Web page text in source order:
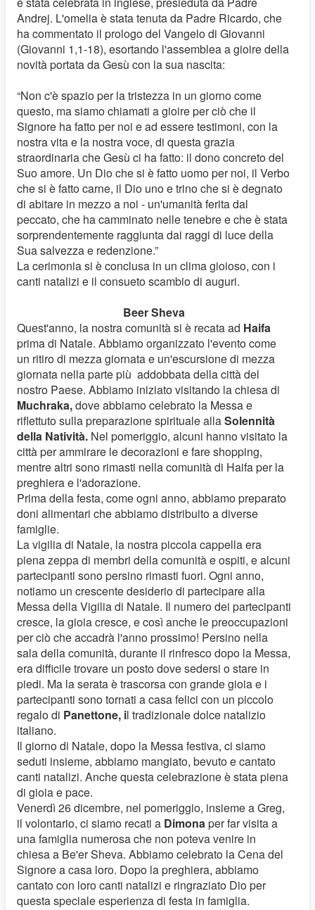
Andrej. L'omelia è stata tenuta da Padre Ricardo, che
ha commentato il prologo del Vangelo di Giovanni
(Giovanni 1,1-18), esortando l'assemblea a gioire della
novità portata da Gesù con la sua nascita:
“Non c'è spazio per la tristezza in un giorno come
questo, ma siamo chiamati a gioire per ciò che il
Signore ha fatto per noi e ad essere testimoni, con la
nostra vita e la nostra voce, di questa grazia
straordinaria che Gesù ci ha fatto: il dono concreto del
Suo amore. Un Dio che si è fatto uomo per noi, il Verbo
che si è fatto carne, il Dio uno e trino che si è degnato
di abitare in mezzo a noi - un'umanità ferita dal
peccato, che ha camminato nelle tenebre e che è stata
sorprendentemente raggiunta dai raggi di luce della
Sua salvezza e redenzione.”
La cerimonia si è conclusa in un clima gioioso, con i
canti natalizi e il consueto scambio di auguri.
Beer Sheva
Quest'anno, la nostra comunità si è recata ad Haifa
prima di Natale. Abbiamo organizzato l'evento come
un ritiro di mezza giornata e un'escursione di mezza
giornata nella parte più addobbata della città del
nostro Paese. Abbiamo iniziato visitando la chiesa di
Muchraka,dove abbiamo celebrato la Messa e
riflettuto sulla preparazione spirituale allaSolennità
della Natività. Nel pomeriggio, alcuni hanno visitato la
città per ammirare le decorazioni e fare shopping,
mentre altri sono rimasti nella comunità di Haifa per la
preghiera e l'adorazione.
Prima della festa, come ogni anno, abbiamo preparato
doni alimentari che abbiamo distribuito a diverse
famiglie.
La vigilia di Natale, la nostra piccola cappella era
piena zeppa di membri della comunità e ospiti, e alcuni
partecipanti sono persino rimasti fuori. Ogni anno,
notiamo un crescente desiderio di partecipare alla
Messa della Vigilia di Natale. Il numero dei partecipanti
cresce, la gioia cresce, e così anche le preoccupazioni
per ciò che accadrà l'anno prossimo! Persino nella
sala della comunità, durante il rinfresco dopo la Messa,
era difficile trovare un posto dove sedersi o stare in
piedi. Ma la serata è trascorsa con grande gioia e i
partecipanti sono tornati a casa felici con un piccolo
regalo di Panettone, il tradizionale dolce natalizio
italiano.
Il giorno di Natale, dopo la Messa festiva, ci siamo
seduti insieme, abbiamo mangiato, bevuto e cantato
canti natalizi. Anche questa celebrazione è stata piena
di gioia e pace.
Venerdì 26 dicembre, nel pomeriggio, insieme a Greg,
il volontario, ci siamo recati a Dimonaper far visita a
una famiglia numerosa che non poteva venire in
chiesa a Be'er Sheva. Abbiamo celebrato la Cena del
Signore a casa loro. Dopo la preghiera, abbiamo
cantato con loro canti natalizi e ringraziato Dio per
questa speciale esperienza di festa in famiglia.